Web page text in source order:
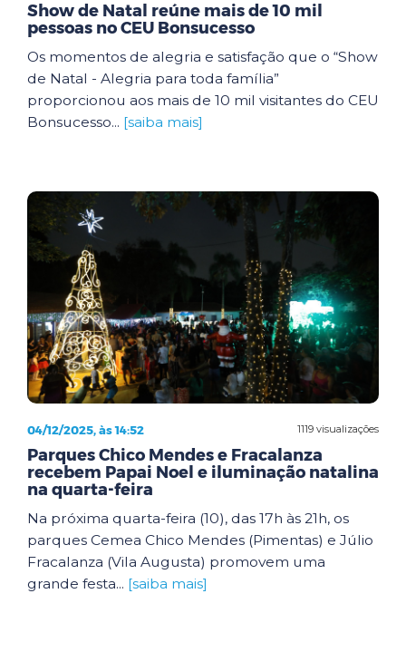
Show de Natal reúne mais de 10 mil
pessoas no CEU Bonsucesso
Os momentos de alegria e satisfação que o “Show
de Natal - Alegria para toda família”
proporcionou aos mais de 10 mil visitantes do CEU
Bonsucesso... [saiba mais]
1119 visualizações
04/12/2025, às 14:52
Parques Chico Mendes e Fracalanza
recebem Papai Noel e iluminação natalina
na quarta-feira
Na próxima quarta-feira (10), das 17h às 21h, os
parques Cemea Chico Mendes (Pimentas) e Júlio
Fracalanza (Vila Augusta) promovem uma
grande festa... [saiba mais]